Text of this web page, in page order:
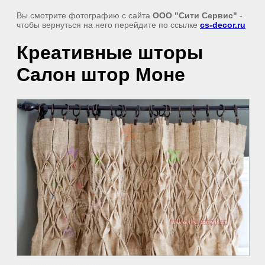
Вы смотрите фотографию с сайта ООО "Сити Сервис" -
чтобы вернуться на него перейдите по ссылке cs-decor.ru
Креативные шторы
Салон штор Моне